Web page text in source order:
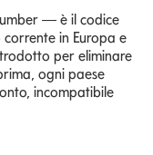
— è il codice
in Europa e
per eliminare
ogni paese
incompatibile